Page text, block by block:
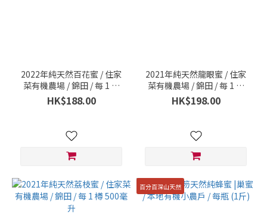
2022年純天然百花蜜 / 住家
菜有機農場 / 錦田 / 每 1 樽
500毫升
HK$188.00
2021年純天然龍眼蜜 / 住家
菜有機農場 / 錦田 / 每 1 樽
500毫升
HK$198.00
百分百深山天然